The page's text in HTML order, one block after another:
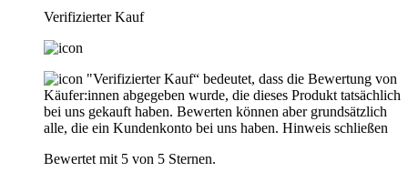
Verifizierter Kauf
"Verifizierter Kauf“ bedeutet, dass die Bewertung von
Käufer:innen abgegeben wurde, die dieses Produkt tatsächlich
bei uns gekauft haben. Bewerten können aber grundsätzlich
alle, die ein Kundenkonto bei uns haben. Hinweis schließen
Bewertet mit 5 von 5 Sternen.